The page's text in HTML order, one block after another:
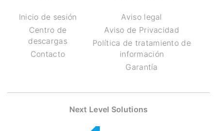
Inicio de sesión
Centro de
descargas
Contacto
Aviso legal
Aviso de Privacidad
Política de tratamiento de
información
Garantía
Next Level Solutions